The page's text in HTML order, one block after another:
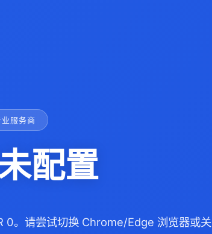
业服务商
配置
。请尝试切换 Chrome/Edge 浏览器或